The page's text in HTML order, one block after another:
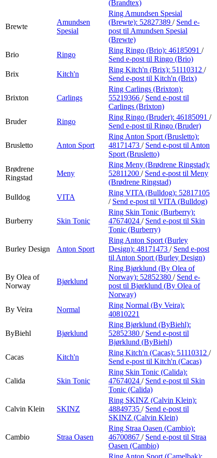
(Brandtex)
Brewte
Amundsen
Spesial
Ring Amundsen Spesial
(Brewte): 52827389 / Send e-
post til Amundsen Spesial
(Brewte)
Brio
Ringo
Ring Ringo (Brio): 46185091 /
Send e-post til Ringo (Brio)
Brix
Kitch'n
Ring Kitch'n (Brix): 51110312 /
Send e-post til Kitch'n (Brix)
Brixton Carlings
Ring Carlings (Brixton):
55219366 / Send e-post til
Carlings (Brixton)
Bruder
Ringo
Ring Ringo (Bruder): 46185091 /
Send e-post til Ringo (Bruder)
Brusletto Anton Sport
Ring Anton Sport (Brusletto):
48171473 / Send e-post til Anton
Sport (Brusletto)
Brødrene
Ringstad
Meny
Ring Meny (Brødrene Ringstad):
52811200 / Send e-post til Meny
(Brødrene Ringstad)
Bulldog
VITA
Ring VITA (Bulldog): 52817105
/ Send e-post til VITA (Bulldog)
Burberry Skin Tonic
Ring Skin Tonic (Burberry):
47674024 / Send e-post til Skin
Tonic (Burberry)
Burley Design Anton Sport
Ring Anton Sport (Burley
Design): 48171473 / Send e-post
til Anton Sport (Burley Design)
By Olea of
Norway
Bjørklund
Ring Bjørklund (By Olea of
Norway): 52852380 / Send e-
post til Bjørklund (By Olea of
Norway)
By Veira
Normal
Ring Normal (By Veira):
40810221
ByBiehl Bjørklund
Ring Bjørklund (ByBiehl):
52852380 / Send e-post til
Bjørklund (ByBiehl)
Cacas
Kitch'n
Ring Kitch'n (Cacas): 51110312 /
Send e-post til Kitch'n (Cacas)
Calida Skin Tonic
Ring Skin Tonic (Calida):
47674024 / Send e-post til Skin
Tonic (Calida)
Calvin Klein SKINZ
Ring SKINZ (Calvin Klein):
48849735 / Send e-post til
SKINZ (Calvin Klein)
Cambio Straa Oasen
Ring Straa Oasen (Cambio):
46700867 / Send e-post til Straa
Oasen (Cambio)
Ring Anton Sport (Camelbak):